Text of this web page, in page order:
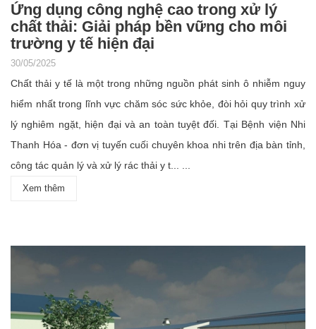
Ứng dụng công nghệ cao trong xử lý
chất thải: Giải pháp bền vững cho môi
trường y tế hiện đại
30/05/2025
Chất thải y tế là một trong những nguồn phát sinh ô nhiễm nguy
hiểm nhất trong lĩnh vực chăm sóc sức khỏe, đòi hỏi quy trình xử
lý nghiêm ngặt, hiện đại và an toàn tuyệt đối. Tại Bệnh viện Nhi
Thanh Hóa - đơn vị tuyến cuối chuyên khoa nhi trên địa bàn tỉnh,
công tác quản lý và xử lý rác thải y t... ...
Xem thêm